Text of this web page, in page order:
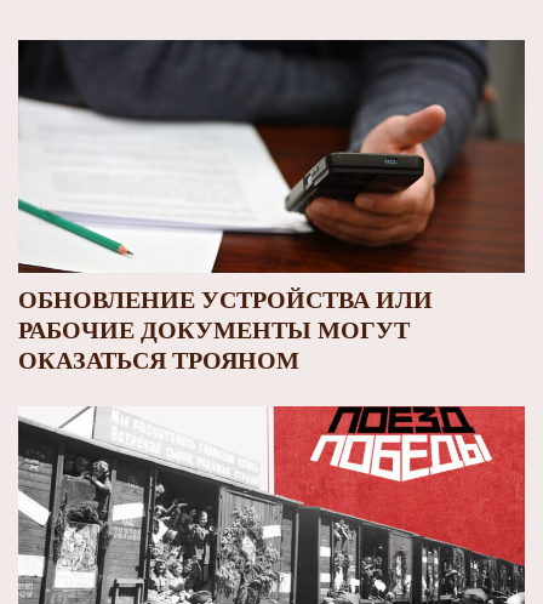
ОБНОВЛЕНИЕ УСТРОЙСТВА ИЛИ
РАБОЧИЕ ДОКУМЕНТЫ МОГУТ
ОКАЗАТЬСЯ ТРОЯНОМ